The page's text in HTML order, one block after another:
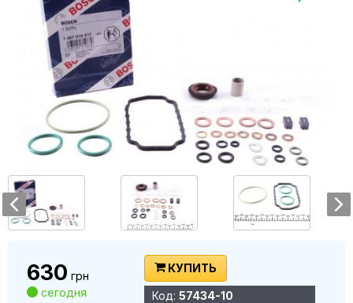
630 грн
сегодня
КУПИТЬ
Код: 57434-10